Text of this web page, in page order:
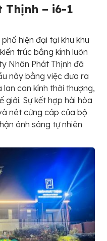
Thịnh – i6-1
hiện đại tại khu khu
trúc bằng kính luôn
Nhân Phát Thịnh đã
này bằng việc đưa ra
can kính thời thượng,
giới. Sự kết hợp hài hòa
nét cứng cáp của bộ
ánh sáng tự nhiên